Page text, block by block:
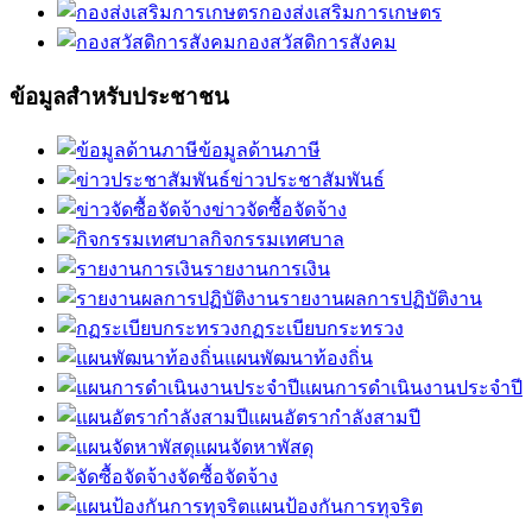
กองส่งเสริมการเกษตร
กองสวัสดิการสังคม
ข้อมูลสำหรับประชาชน
ข้อมูลด้านภาษี
ข่าวประชาสัมพันธ์
ข่าวจัดซื้อจัดจ้าง
กิจกรรมเทศบาล
รายงานการเงิน
รายงานผลการปฏิบัติงาน
กฏระเบียบกระทรวง
แผนพัฒนาท้องถิ่น
แผนการดำเนินงานประจำปี
แผนอัตรากำลังสามปี
แผนจัดหาพัสดุ
จัดซื้อจัดจ้าง
แผนป้องกันการทุจริต